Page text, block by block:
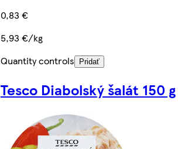
0,83 €
5,93 €/kg
Quantity controls
Pridať
Tesco Diabolský šalát 150 g